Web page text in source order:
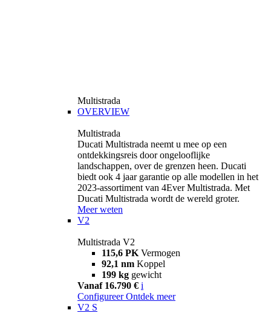
Multistrada
OVERVIEW
Multistrada
Ducati Multistrada neemt u mee op een
ontdekkingsreis door ongelooflijke
landschappen, over de grenzen heen. Ducati
biedt ook 4 jaar garantie op alle modellen in het
2023-assortiment van 4Ever Multistrada. Met
Ducati Multistrada wordt de wereld groter.
Meer weten
V2
Multistrada V2
115,6 PK Vermogen
92,1 nm Koppel
199 kg gewicht
Vanaf 16.790 € i
Configureer Ontdek meer
V2 S